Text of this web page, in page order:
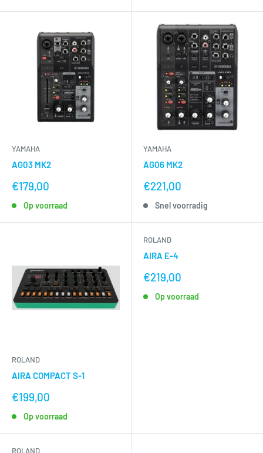
YAMAHA
AG03 MK2
nu
€179,00
Op voorraad
YAMAHA
AG06 MK2
nu
€221,00
Snel voorradig
ROLAND
AIRA COMPACT S-1
nu
€199,00
Op voorraad
ROLAND
AIRA E-4
nu
€219,00
Op voorraad
ROLAND